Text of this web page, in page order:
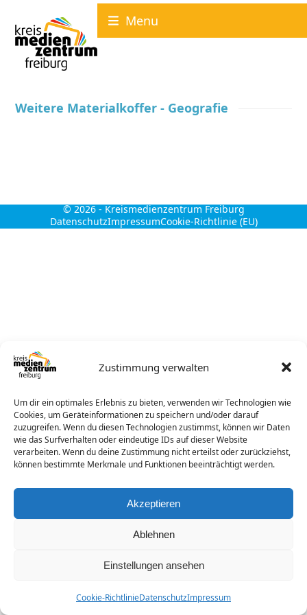
Zustimmung verwalten
Um dir ein optimales Erlebnis zu bieten, verwenden wir Technologien wie
Cookies, um Geräteinformationen zu speichern und/oder darauf
zuzugreifen. Wenn du diesen Technologien zustimmst, können wir Daten
wie das Surfverhalten oder eindeutige IDs auf dieser Website
verarbeiten. Wenn du deine Zustimmung nicht erteilst oder zurückziehst,
können bestimmte Merkmale und Funktionen beeinträchtigt werden.
Akzeptieren
Ablehnen
Einstellungen ansehen
Cookie-RichtlinieDatenschutzImpressum
content
Menu
Weitere Materialkoffer - Geografie
© 2026 -Kreismedienzentrum Freiburg
DatenschutzImpressumCookie-Richtlinie (EU)